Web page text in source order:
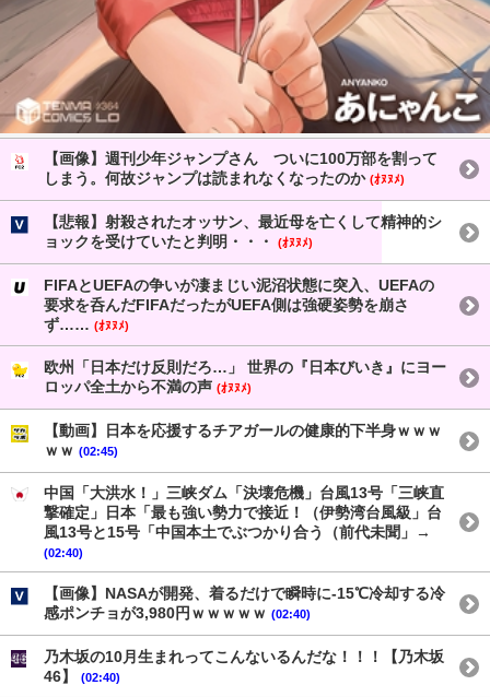
【画像】週刊少年ジャンプさん ついに100万部を割って
しまう。何故ジャンプは読まれなくなったのか (ｵﾇﾇﾒ)
【悲報】射殺されたオッサン、最近母を亡くして精神的シ
ョックを受けていたと判明・・・
(ｵﾇﾇﾒ)
FIFAとUEFAの争いが凄まじい泥沼状態に突入、UEFAの
要求を呑んだFIFAだったがUEFA側は強硬姿勢を崩さ
ず…… (ｵﾇﾇﾒ)
欧州「日本だけ反則だろ…」 世界の『日本びいき』にヨー
ロッパ全土から不満の声 (ｵﾇﾇﾒ)
【動画】日本を応援するチアガールの健康的下半身ｗｗｗ
ｗｗ (02:45)
中国「大洪水！」三峡ダム「決壊危機」台風13号「三峡直
撃確定」日本「最も強い勢力で接近！（伊勢湾台風級」台
風13号と15号「中国本土でぶつかり合う（前代未聞」→
(02:40)
【画像】NASAが開発、着るだけで瞬時に-15℃冷却する冷
感ポンチョが3,980円ｗｗｗｗｗ (02:40)
乃木坂の10月生まれってこんないるんだな！！！【乃木坂
46】
(02:40)